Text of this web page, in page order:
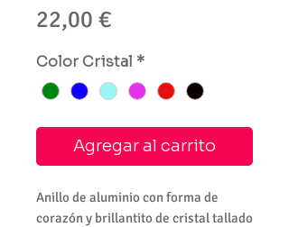
22,00 €
Color Cristal *
Agregar al carrito
Anillo de aluminio con forma de
corazón y brillantito de cristal tallado